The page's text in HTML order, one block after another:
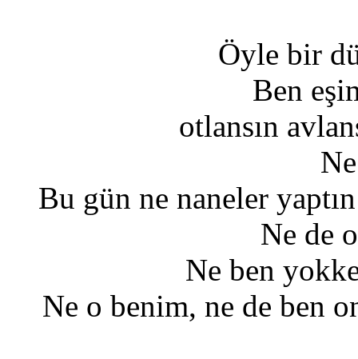
Öyle bir
Ben
otlansın
Bu gün ne naneler
Ne de
Ne ben
Ne o benim, ne de ben